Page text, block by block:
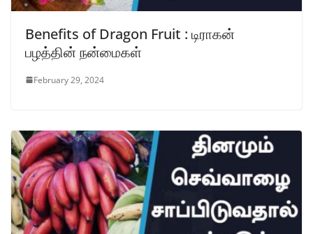
Benefits of Dragon Fruit : டிராகன்
பழத்தின் நன்மைகள்
February 29, 2024